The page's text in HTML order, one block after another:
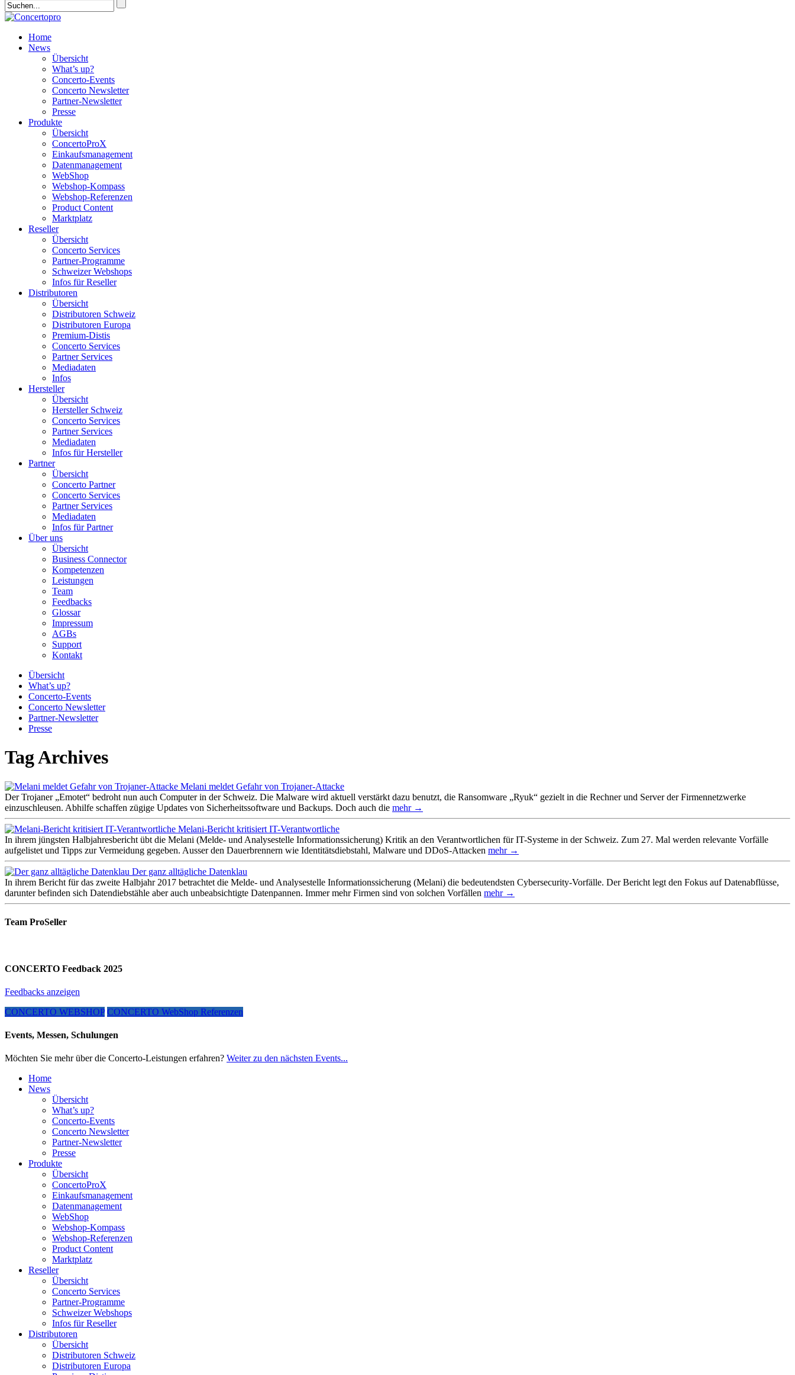
Home
News
Übersicht
What’s up?
Concerto-Events
Concerto Newsletter
Partner-Newsletter
Presse
Produkte
Übersicht
ConcertoProX
Einkaufsmanagement
Datenmanagement
WebShop
Webshop-Kompass
Webshop-Referenzen
Product Content
Marktplatz
Reseller
Übersicht
Concerto Services
Partner-Programme
Schweizer Webshops
Infos für Reseller
Distributoren
Übersicht
Distributoren Schweiz
Distributoren Europa
Premium-Distis
Concerto Services
Partner Services
Mediadaten
Infos
Hersteller
Übersicht
Hersteller Schweiz
Concerto Services
Partner Services
Mediadaten
Infos für Hersteller
Partner
Übersicht
Concerto Partner
Concerto Services
Partner Services
Mediadaten
Infos für Partner
Über uns
Übersicht
Business Connector
Kompetenzen
Leistungen
Team
Feedbacks
Glossar
Impressum
AGBs
Support
Kontakt
Übersicht
What’s up?
Concerto-Events
Concerto Newsletter
Partner-Newsletter
Presse
Tag Archives
Melani meldet Gefahr von Trojaner-Attacke
Der Trojaner „Emotet“ bedroht nun auch Computer in der Schweiz. Die Malware wird aktuell verstärkt dazu benutzt, die Ransomware „Ryuk“ gezielt in die Rechner und Server der Firmennetzwerke
einzuschleusen. Abhilfe schaffen zügige Updates von Sicherheitssoftware und Backups. Doch auch die mehr →
Melani-Bericht kritisiert IT-Verantwortliche
In ihrem jüngsten Halbjahresbericht übt die Melani (Melde- und Analysestelle Informationssicherung) Kritik an den Verantwortlichen für IT-Systeme in der Schweiz. Zum 27. Mal werden relevante Vorfälle
aufgelistet und Tipps zur Vermeidung gegeben. Ausser den Dauerbrennern wie Identitätsdiebstahl, Malware und DDoS-Attacken mehr →
Der ganz alltägliche Datenklau
In ihrem Bericht für das zweite Halbjahr 2017 betrachtet die Melde- und Analysestelle Informationssicherung (Melani) die bedeutendsten Cybersecurity-Vorfälle. Der Bericht legt den Fokus auf Datenabflüsse,
darunter befinden sich Datendiebstähle aber auch unbeabsichtigte Datenpannen. Immer mehr Firmen sind von solchen Vorfällen mehr →
Team ProSeller
CONCERTO Feedback 2025
Feedbacks anzeigen
CONCERTO WEBSHOP CONCERTO WebShop Referenzen
Events, Messen, Schulungen
Möchten Sie mehr über die Concerto-Leistungen erfahren? Weiter zu den nächsten Events...
Home
News
Übersicht
What’s up?
Concerto-Events
Concerto Newsletter
Partner-Newsletter
Presse
Produkte
Übersicht
ConcertoProX
Einkaufsmanagement
Datenmanagement
WebShop
Webshop-Kompass
Webshop-Referenzen
Product Content
Marktplatz
Reseller
Übersicht
Concerto Services
Partner-Programme
Schweizer Webshops
Infos für Reseller
Distributoren
Übersicht
Distributoren Schweiz
Distributoren Europa